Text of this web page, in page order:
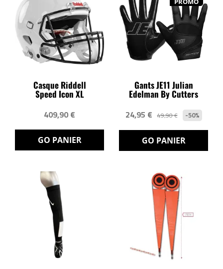
Casque Riddell
Speed Icon XL
409,90 €
GO PANIER
Gants JE11 Julian
Edelman By Cutters
24,95 € 49,90 € -50%
GO PANIER